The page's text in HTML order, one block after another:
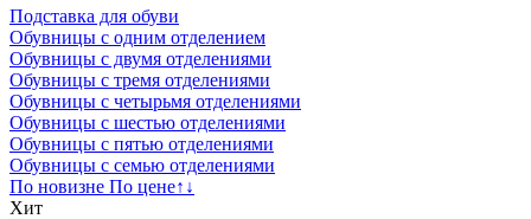
Подставка для обуви
Обувницы с одним отделением
Обувницы с двумя отделениями
Обувницы с тремя отделениями
Обувницы с четырьмя отделениями
Обувницы с шестью отделениями
Обувницы с пятью отделениями
Обувницы с семью отделениями
По новизне По цене↑ ↓
Хит